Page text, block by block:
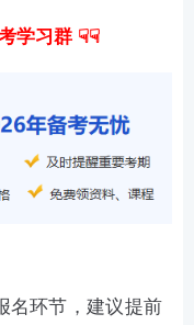
学习群 ☟☟
名环节，建议提前